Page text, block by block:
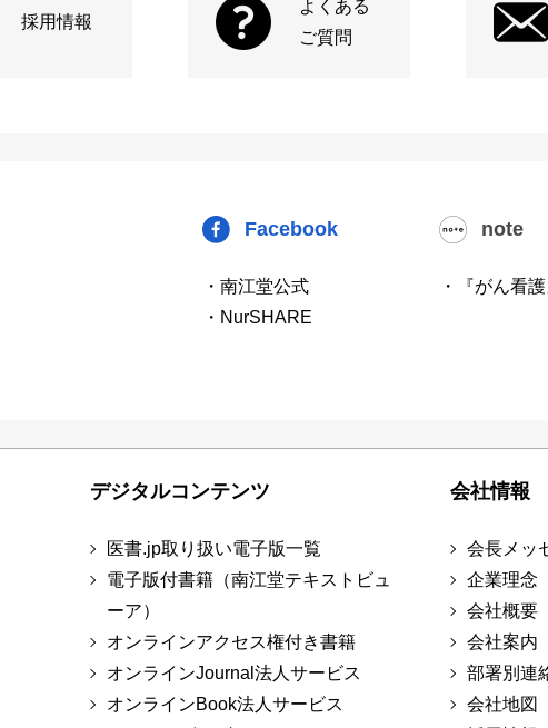
採用情報
よくある
ご質問
Facebook
・南江堂公式
・NurSHARE
note
・『がん看
デジタルコンテンツ
医書.jp取り扱い電子版一覧
電子版付書籍（南江堂テキストビュ
ーア）
オンラインアクセス権付き書籍
オンラインJournal法人サービス
オンラインBook法人サービス
会社情報
会長メッ
企業理念
会社概要
会社案内
部署別連
会社地図